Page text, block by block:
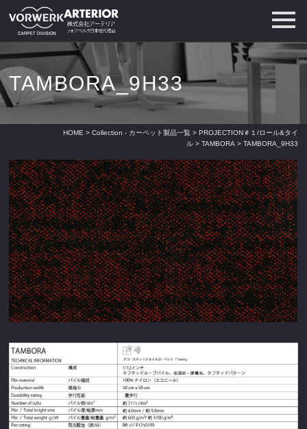
TAMBORA_9H33
HOME > Collection - カーペット製品一覧> PROJECTION＃１/ロール&タイ
ル> TAMBORA > TAMBORA_9H33